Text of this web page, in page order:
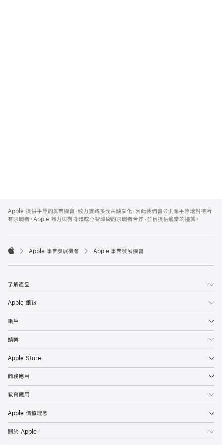
Footer
Apple 提供平等的就業機會，致力實踐多元共融文化，因此我們會公正而平等地對待所
有求職者。Apple 致力與有身體或心智障礙的求職者合作，並且提供適當的遷就。

Apple 事業發展機會 Apple 事業發展機會
了解產品
Apple 銀包
帳戶
娛樂
Apple Store
商務應用
教育應用
Apple 價值理念
關於 Apple